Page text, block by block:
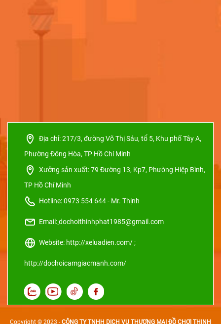
Địa chỉ:217/3, đường Võ Thị Sáu, tổ 5, Khu phố Tây A,
Phường Đông Hòa, TP Hồ Chí Minh
Xưởng sản xuất:79 Đường 13, Kp7, Phường Hiệp Bình,
TP Hồ Chí Minh
Hotline: 0973 554 644 - Mr. Thịnh
Email: dochoithinhphat1985@gmail.com
Website: http://xeluadien.com/ ;
http://dochoicamgiacmanh.com/
Copyright © 2023 - CÔNG TY TNHH DỊCH VỤ THƯƠNG MẠI ĐỒ CHƠI THỊNH